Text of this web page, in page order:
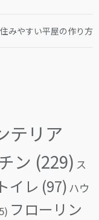
みやすい平屋の作り方
テリア
ン (229) ス
トイレ (97) ハウ
フローリン